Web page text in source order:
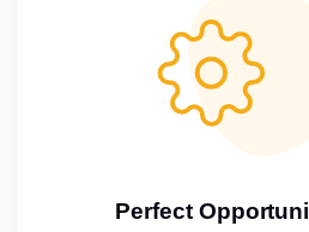
Perfect